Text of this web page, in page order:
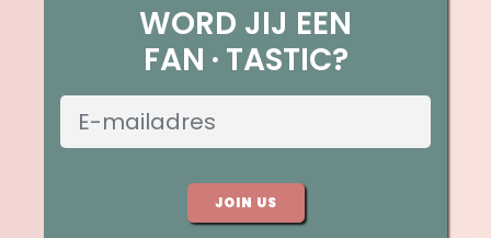
WORD JIJ EEN
FAN TASTIC?
JOIN US